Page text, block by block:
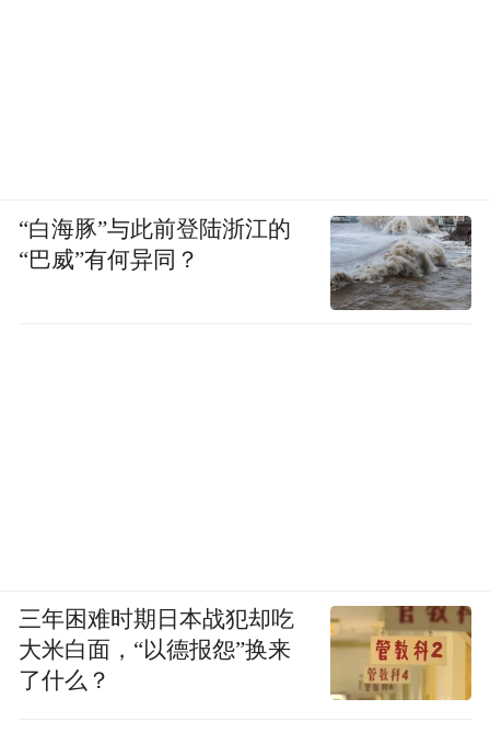
“白海豚”与此前登陆浙江的
“巴威”有何异同？
三年困难时期日本战犯却吃
大米白面，“以德报怨”换来
了什么？